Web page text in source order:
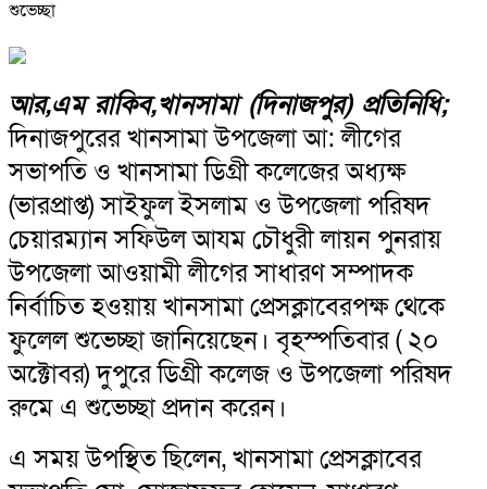
আর,এম রাকিব,খানসামা (দিনাজপুর) প্রতিনিধি;
দিনাজপুরের খানসামা উপজেলা আ: লীগের
সভাপতি ও খানসামা ডিগ্রী কলেজের অধ্যক্ষ
(ভারপ্রাপ্ত) সাইফুল ইসলাম ও উপজেলা পরিষদ
চেয়ারম্যান সফিউল আযম চৌধুরী লায়ন পুনরায়
উপজেলা আওয়ামী লীগের সাধারণ সম্পাদক
নির্বাচিত হওয়ায় খানসামা প্রেসক্লাবেরপক্ষ থেকে
ফুলেল শুভেচ্ছা জানিয়েছেন। বৃহস্পতিবার ( ২০
অক্টোবর) দুপুরে ডিগ্রী কলেজ ও উপজেলা পরিষদ
রুমে এ শুভেচ্ছা প্রদান করেন।
এ সময় উপস্থিত ছিলেন, খানসামা প্রেসক্লাবের